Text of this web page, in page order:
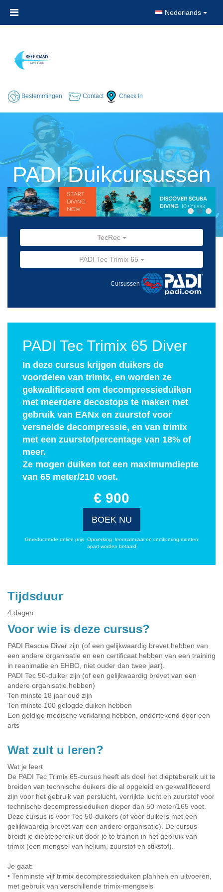
Nederlands
Bestemmingen Contact Check In
PADI Duikcursussen
TecRec
PADI Tec Trimix 65
Cursussen
PADI Tec Trimix 65 Diver
In deze cursus krijgen duikers de
voordelen van trimix, en worden ze
gekwalificeerd om decompressieduiken
met meerdere decostops te maken met
gebruik van EANx en zuurstof voor
versnelde decompressie, en van trimix
met een zuurstofpercentage van 18% of
meer.
Ze mogen duiken tot een maximumdiepte
van 65 meter/210 voet.
€ 900
BOEK NU
Gereduceerde online prijs. Opmerking: leermateriaal en certificering moeten
apart worden betaald
Tijdsduur
4 dagen
Voor wie is deze cursus?
PADI Rescue Diver zijn (of een gelijkwaardig brevet hebben van
een andere organisatie en een certificaat hebben van een training
in reanimatie en EHBO, niet ouder dan twee jaar).
PADI Tec 50-duiker zijn (of een gelijkwaardig brevet van een
andere organisatie hebben)
Ten minste 18 jaar oud zijn
Ten minste 100 gelogde duiken hebben
Een geldige medische verklaring hebben, ondertekend door een
arts
Wat zult u leren?
Wat je leert
De PADI Tec Trimix 65-cursus heeft als doel het dieptebereik uit te
breiden van technische duikers die al opgeleid en gekwalificeerd
zijn voor het gebruik van perslucht, verrijkte lucht en zuurstof voor
technische decompressieduiken dieper dan 50 meter/165 voet.
Deze cursus is voor Tec 50-duikers (of voor duikers met een
gelijkwaardig brevet van een andere organisatie). De cursus
breidt je dieptebereik uit door je te trainen in het gebruik van
trimix (een mengsel van helium, zuurstof en stikstof).
Je gaat:
• Tenminste vijf trimix decompressieduiken plannen en uitvoeren,
met gebruik van verschillende trimix-mengsels